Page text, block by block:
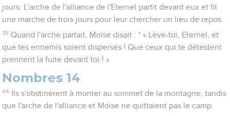
jours. L'arche de l'alliance de l'Eternel partit devant eux et fit
une marche de trois jours pour leur chercher un lieu de repos.
35 Quand l'arche partait, Moïse disait : * « Lève-toi, Eternel, et
que tes ennemis soient dispersés ! Que ceux qui te détestent
prennent la fuite devant toi ! »
Nombres 14
44
Ils s'obstinèrent à monter au sommet de la montagne, tandis
que l'arche de l'alliance et Moïse ne quittaient pas le camp.